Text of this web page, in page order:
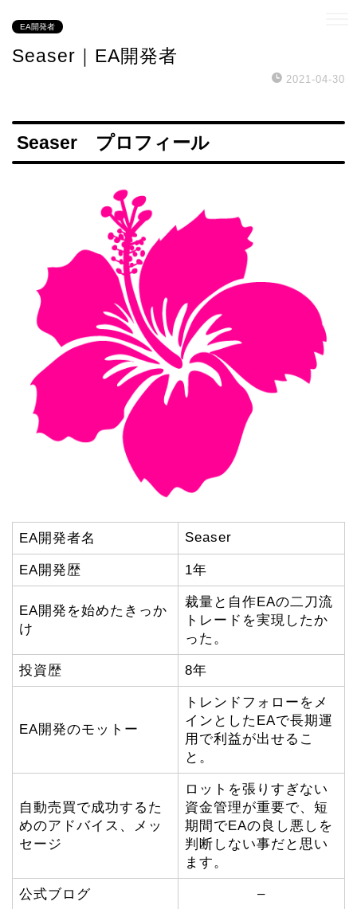
EA開発者
Seaser｜EA開発者
2021-04-30
Seaser プロフィール
EA開発者名 Seaser
EA開発歴 1年
EA開発を始めたきっか
け
裁量と自作EAの二刀流
トレードを実現したか
った。
投資歴 8年
EA開発のモットー
トレンドフォローをメ
インとしたEAで長期運
用で利益が出せるこ
と。
自動売買で成功するた
めのアドバイス、メッ
セージ
ロットを張りすぎない
資金管理が重要で、短
期間でEAの良し悪しを
判断しない事だと思い
ます。
公式ブログ –